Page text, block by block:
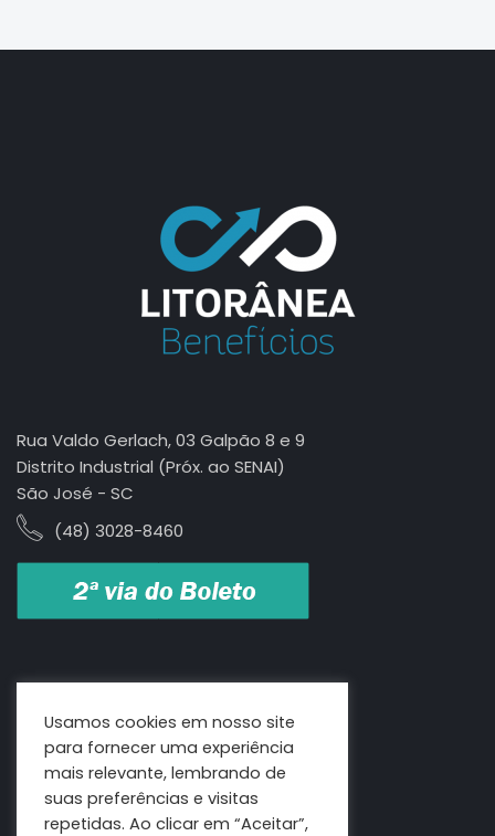
Rua Valdo Gerlach, 03 Galpão 8 e 9
Distrito Industrial (Próx. ao SENAI)
São José - SC
(48) 3028-8460
Usamos cookies em nosso site
para fornecer uma experiência
mais relevante, lembrando de
suas preferências e visitas
repetidas. Ao clicar em “Aceitar”,